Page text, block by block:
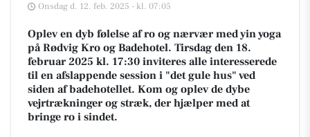
Onsdag d. 12. feb. 2025 - kl. 07:05
Oplev en dyb følelse af ro og nærvær med yin yoga
på Rødvig Kro og Badehotel. Tirsdag den 18.
februar 2025 kl. 17:30 inviteres alle interesserede
til en afslappende session i "det gule hus" ved
siden af badehotellet. Kom og oplev de dybe
vejrtrækninger og stræk, der hjælper med at
bringe ro i sindet.